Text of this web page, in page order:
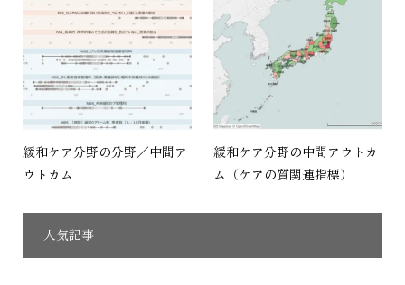
緩和ケア分野の分野／中間ア
ウトカム
緩和ケア分野の中間アウトカ
ム（ケアの質関連指標）
人気記事